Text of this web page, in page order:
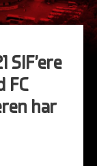
SIF’ere
FC
har